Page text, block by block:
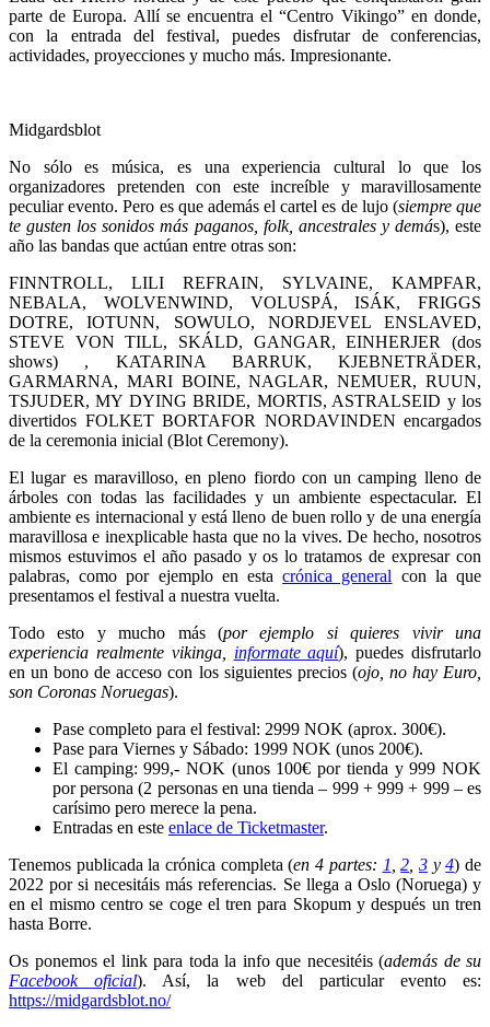
parte de Europa. Allí se encuentra el “Centro Vikingo” en donde,
con la entrada del festival, puedes disfrutar de conferencias,
actividades, proyecciones y mucho más. Impresionante.
Midgardsblot
No sólo es música, es una experiencia cultural lo que los
organizadores pretenden con este increíble y maravillosamente
peculiar evento. Pero es que además el cartel es de lujo (siempre que
te gusten los sonidos más paganos, folk, ancestrales y demás), este
año las bandas que actúan entre otras son:
FINNTROLL, LILI REFRAIN, SYLVAINE, KAMPFAR,
NEBALA, WOLVENWIND, VOLUSPÁ, ISÁK, FRIGGS
DOTRE, IOTUNN, SOWULO, NORDJEVEL ENSLAVED,
STEVE VON TILL, SKÁLD, GANGAR, EINHERJER (dos
shows) , KATARINA BARRUK, KJEBNETRÄDER,
GARMARNA, MARI BOINE, NAGLAR, NEMUER, RUUN,
TSJUDER, MY DYING BRIDE, MORTIS, ASTRALSEID y los
divertidos FOLKET BORTAFOR NORDAVINDEN encargados
de la ceremonia inicial (Blot Ceremony).
El lugar es maravilloso, en pleno fiordo con un camping lleno de
árboles con todas las facilidades y un ambiente espectacular. El
ambiente es internacional y está lleno de buen rollo y de una energía
maravillosa e inexplicable hasta que no la vives. De hecho, nosotros
mismos estuvimos el año pasado y os lo tratamos de expresar con
palabras, como por ejemplo en estacrónica general con la que
presentamos el festival a nuestra vuelta.
Todo esto y mucho más (por ejemplo si quieres vivir una
experiencia realmente vikinga, informate aquí), puedes disfrutarlo
en un bono de acceso con los siguientes precios (ojo, no hay Euro,
son Coronas Noruegas).
Pase completo para el festival: 2999 NOK (aprox. 300€).
Pase para Viernes y Sábado: 1999 NOK (unos 200€).
El camping: 999,- NOK (unos 100€ por tienda y 999 NOK
por persona (2 personas en una tienda – 999 + 999 + 999 – es
carísimo pero merece la pena.
Entradas en este enlace de Ticketmaster.
Tenemos publicada la crónica completa (en 4 partes: 1 ,2 3y4) de
2022 por si necesitáis más referencias. Se llega a Oslo (Noruega) y
en el mismo centro se coge el tren para Skopum y después un tren
hasta Borre.
Os ponemos el link para toda la info que necesitéis (además de su
Facebook oficial). Así, la web del particular evento es:
https://midgardsblot.no/